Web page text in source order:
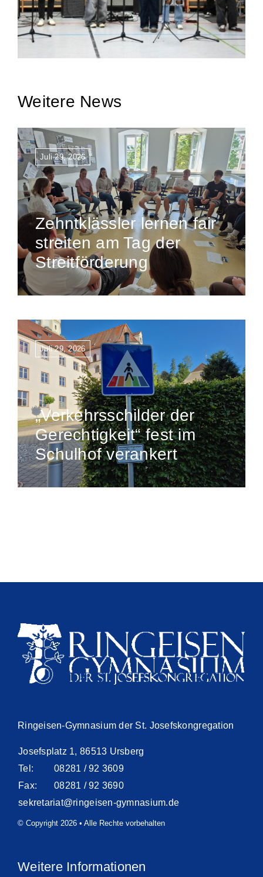
Weitere News
Juli 29, 2026
Zehntklässler lernen fair
streiten am Tag der
Streitförderung
Juli 29, 2026
„Verkehrsschilder der
Gerechtigkeit“ fest im
Schulhof verankert
Ringeisen-Gymnasium der St. Josefskongregation
Josefsplatz 1, 86513 Ursberg
Tel:
08281 / 92 3609
Fax:
08281 / 92 3690
sekretariat@ringeisen-gymnasium.de
© Copyright 2026 • Alle Rechte vorbehalten
Weitere Informationen